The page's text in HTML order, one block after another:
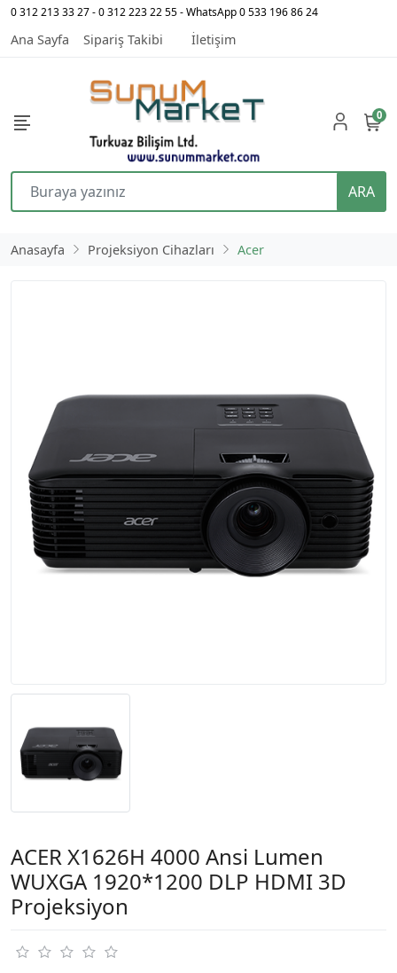
0 312 213 33 27 - 0 312 223 22 55 - WhatsApp 0 533 196 86 24
Ana Sayfa Sipariş Takibi İletişim
ARA
0
Anasayfa Projeksiyon Cihazları Acer
ACER X1626H 4000 Ansi Lumen
WUXGA 1920*1200 DLP HDMI 3D
Projeksiyon